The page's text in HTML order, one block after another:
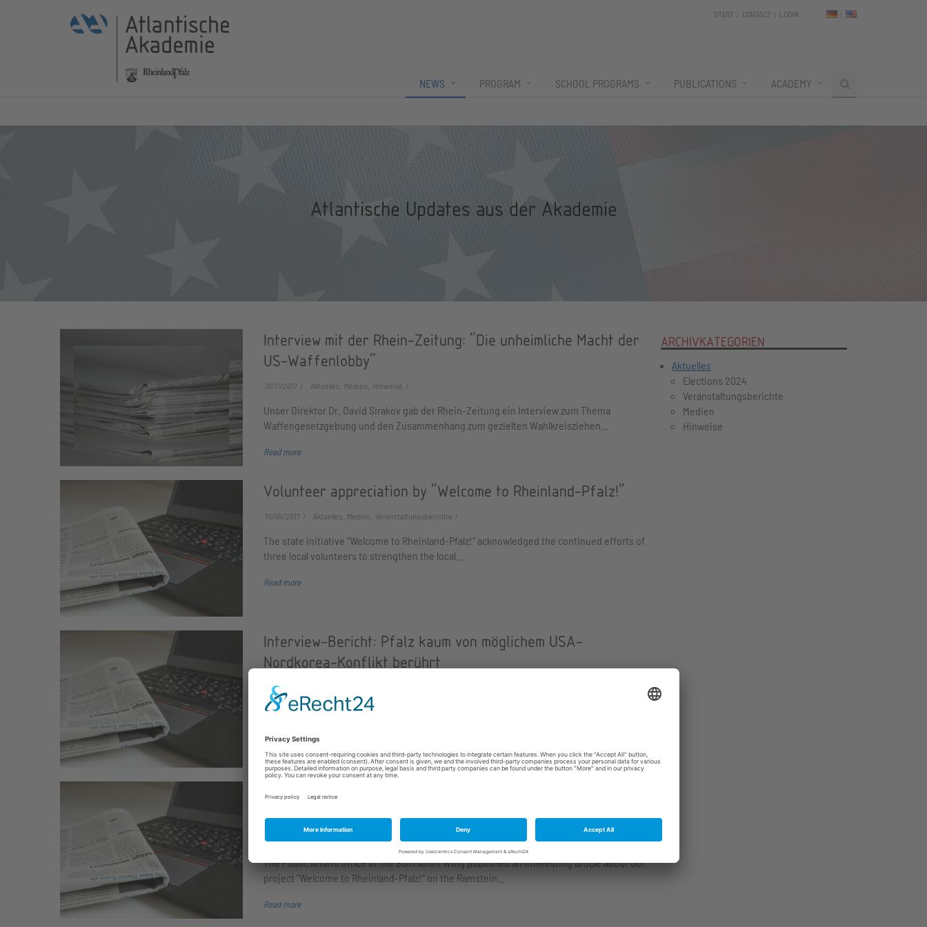
START CONTACT LOGIN
NEWS PROGRAM SCHOOL PROGRAMS PUBLICATIONS ACADEMY
Atlantische Updates aus der Akademie
Interview mit der Rhein-Zeitung: "Die unheimliche Macht der
US-Waffenlobby"
10/11/2017 Aktuelles, Medien, Hinweise
Unser Direktor Dr. David Sirakov gab der Rhein-Zeitung ein Interview zum Thema
Waffengesetzgebung und den Zusammenhang zum gezielten Wahlkreisziehen…
Read more
Volunteer appreciation by "Welcome to Rheinland-Pfalz!"
10/09/2017 Aktuelles, Medien, Veranstaltungsberichte
The state initiative "Welcome to Rheinland-Pfalz!" acknowledged the continued efforts of
three local volunteers to strengthen the local…
Read more
Interview-Bericht: Pfalz kaum von möglichem USA-
Nordkorea-Konflikt berührt
09/27/2017
Unsere Bildungsreferentin Sarah Wagner sprach mit der dpa über die Rede von Präsident
Read more
Ramstein Air Base: So you are in-processed and have found
09/26/2017 Aktuelles, Medien, Hinweise
The Public Affairs Office of the 86th Airlift Wing published an interesting article about our
project "Welcome to Rheinland-Pfalz!" on the Ramstein…
Read more
ARCHIVKATEGORIEN
Aktuelles
Elections 2024
Veranstaltungsberichte
Medien
Hinweise